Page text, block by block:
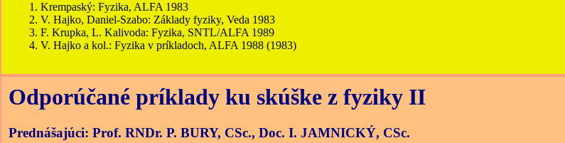
Krempaský: Fyzika, ALFA 1983
V. Hajko, Daniel-Szabo: Základy fyziky, Veda 1983
F. Krupka, L. Kalivoda: Fyzika, SNTL/ALFA 1989
V. Hajko a kol.: Fyzika v príkladoch, ALFA 1988 (1983)
Odporúčané príklady ku skúške z fyziky II
Prednášajúci: Prof. RNDr. P. BURY, CSc., Doc. I. JAMNICKÝ, CSc.